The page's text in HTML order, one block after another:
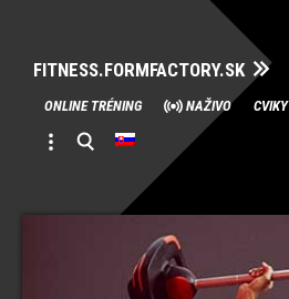
FITNESS.FORMFACTORY.SK
Skip
to
content
ONLINE TRÉNING NAŽIVO CVIKY